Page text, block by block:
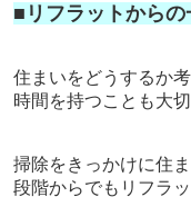
■リフラットからの
住まいをどうするか考
時間を持つことも大切
掃除をきっかけに住
段階からでもリフラ